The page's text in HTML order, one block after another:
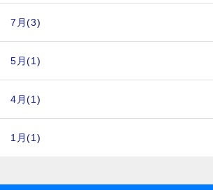
7月(3)
5月(1)
4月(1)
1月(1)